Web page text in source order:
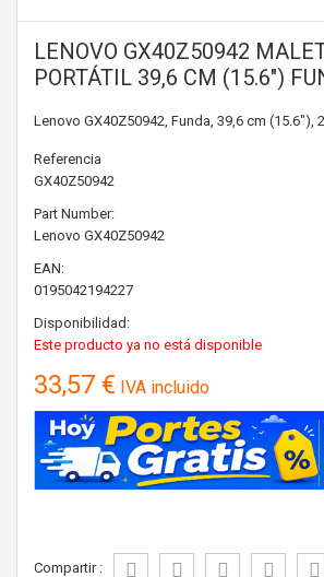
LENOVO GX40Z50942
PORTÁTIL 39,6 CM (15.6")
Lenovo GX40Z50942, Funda, 39,6 cm (15.6"),
Referencia
GX40Z50942
Part Number:
Lenovo GX40Z50942
EAN:
0195042194227
Disponibilidad:
Este producto ya no está disponible
33,57 € IVA incluido
Compartir :